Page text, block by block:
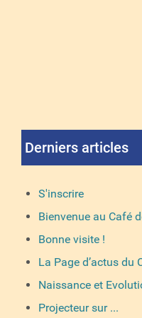
Derniers articles
S'inscrire
Bienvenue au Café
Bonne visite !
La Page d’actus du
Naissance et
Projecteur sur ...